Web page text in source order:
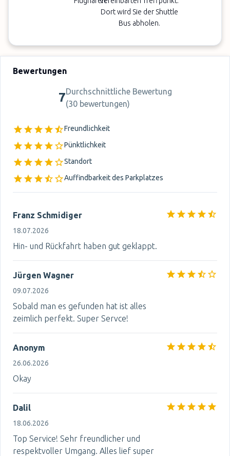
Dort wird Sie der Shuttle
Bus abholen.
Bewertungen
7Durchschnittliche Bewertung
(30 bewertungen)
Freundlichkeit
Pünktlichkeit
Standort
Auffindbarkeit des Parkplatzes
Franz Schmidiger
18.07.2026
Hin- und Rückfahrt haben gut geklappt.
Jürgen Wagner
09.07.2026
Sobald man es gefunden hat ist alles
zeimlich perfekt. Super Servce!
Anonym
26.06.2026
Okay
Dalil
18.06.2026
Top Service! Sehr freundlicher und
respektvoller Umgang. Alles lief super